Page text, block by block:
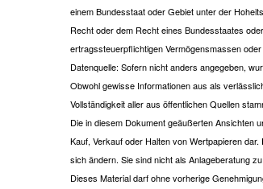
einem Bundesstaat oder Gebiet unter der
Recht oder dem Recht eines Bundesstaates
ertragssteuerpflichtigen Vermögensmassen
Datenquelle: Sofern nicht anders angegeben,
Obwohl gewisse Informationen aus als
Vollständigkeit aller aus öffentlichen Quellen
Die in diesem Dokument geäußerten Ansichten
Kauf, Verkauf oder Halten von Wertpapieren
sich ändern. Sie sind nicht als Anlageberatung
Dieses Material darf ohne vorherige